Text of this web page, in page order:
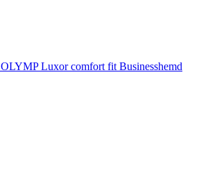
OLYMP Luxor comfort fit Businesshemd